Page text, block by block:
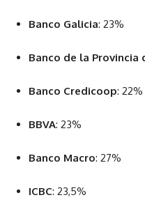
Banco Galicia: 23%
Banco de la Provincia
Banco Credicoop: 22%
BBVA: 23%
Banco Macro: 27%
ICBC: 23,5%